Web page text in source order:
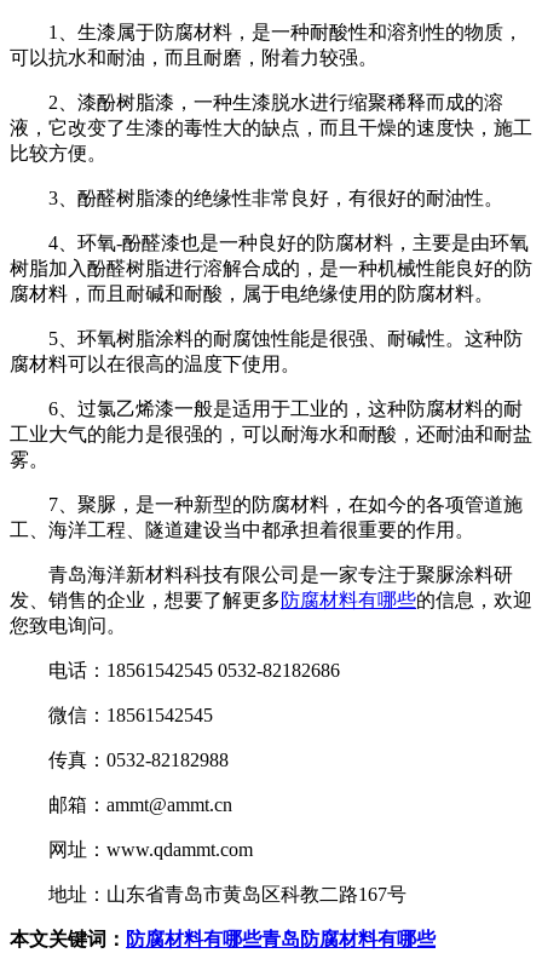
1、生漆属于防腐材料，是一种耐酸性和溶剂性的物质，
可以抗水和耐油，而且耐磨，附着力较强。
2、漆酚树脂漆，一种生漆脱水进行缩聚稀释而成的溶
液，它改变了生漆的毒性大的缺点，而且干燥的速度快，施工
比较方便。
3、酚醛树脂漆的绝缘性非常良好，有很好的耐油性。
4、环氧-酚醛漆也是一种良好的防腐材料，主要是由环氧
树脂加入酚醛树脂进行溶解合成的，是一种机械性能良好的防
腐材料，而且耐碱和耐酸，属于电绝缘使用的防腐材料。
5、环氧树脂涂料的耐腐蚀性能是很强、耐碱性。这种防
腐材料可以在很高的温度下使用。
6、过氯乙烯漆一般是适用于工业的，这种防腐材料的耐
工业大气的能力是很强的，可以耐海水和耐酸，还耐油和耐盐
雾。
7、聚脲，是一种新型的防腐材料，在如今的各项管道施
工、海洋工程、隧道建设当中都承担着很重要的作用。
青岛海洋新材料科技有限公司是一家专注于聚脲涂料研
发、销售的企业，想要了解更多防腐材料有哪些的信息，欢迎
您致电询问。
电话：18561542545 0532-82182686
微信：18561542545
传真：0532-82182988
邮箱：ammt@ammt.cn
网址：www.qdammt.com
地址：山东省青岛市黄岛区科教二路167号
本文关键词： 防腐材料有哪些青岛防腐材料有哪些